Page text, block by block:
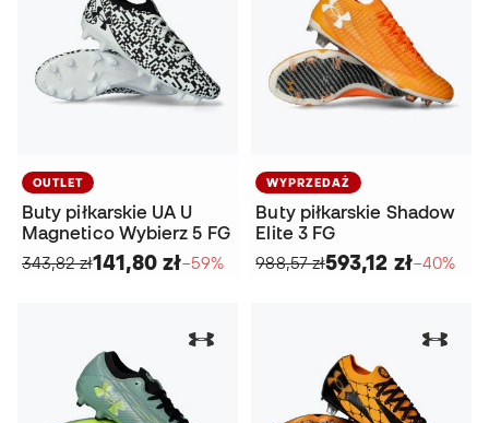
OUTLET
Buty piłkarskie UA U
Magnetico Wybierz 5 FG
343,82 zł141,80 zł−59%
WYPRZEDAŻ
Buty piłkarskie Shadow
Elite 3 FG
988,57 zł593,12 zł−40%